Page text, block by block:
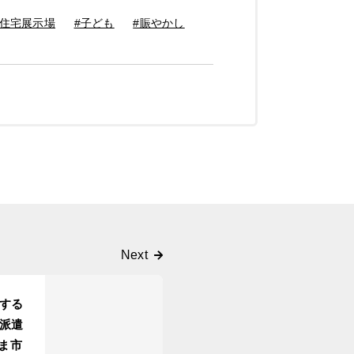
宅展示場 #子ども #賑やかし
る
遣
市